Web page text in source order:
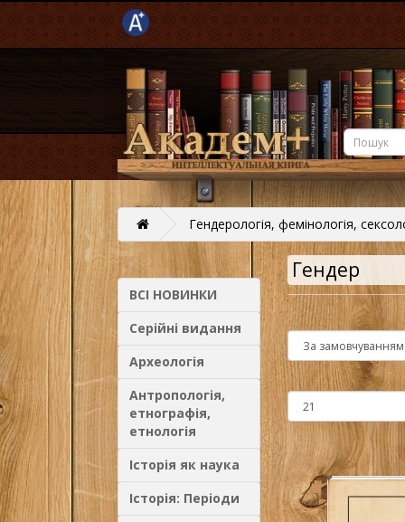
Гендерологія, фемінологія,
ВСІ НОВИНКИ
Серійні видання
Археологія
Антропологія,
етнографія,
етнологія
Історія як наука
Історія: Періоди
Гендер